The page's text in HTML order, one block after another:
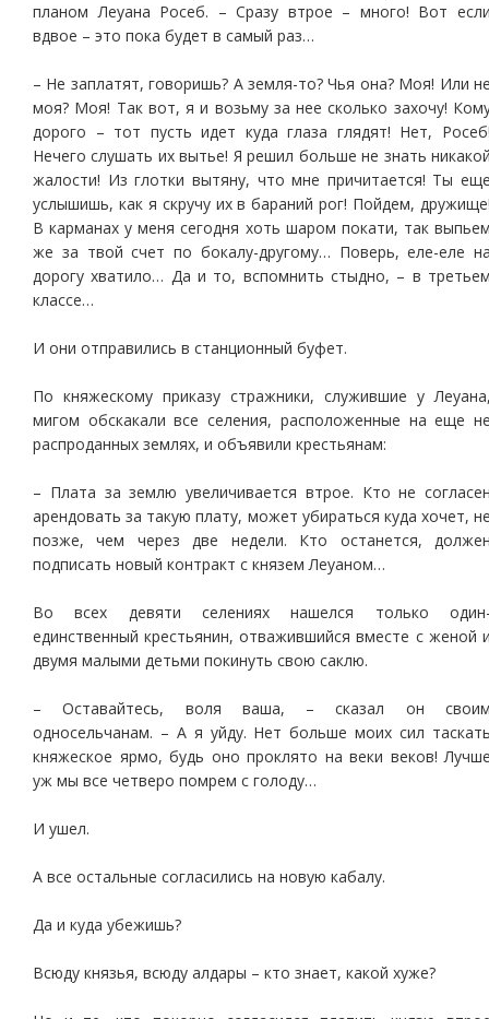
планом Леуана Росеб. – Сразу втрое – много! Вот
вдвое – это пока будет в самый раз…
– Не заплатят, говоришь? А земля-то? Чья она? Моя! Или
моя? Моя! Так вот, я и возьму за нее сколько захочу!
дорого – тот пусть идет куда глаза глядят! Нет,
Нечего слушать их вытье! Я решил больше не знать
жалости! Из глотки вытяну, что мне причитается! Ты
услышишь, как я скручу их в бараний рог! Пойдем,
В карманах у меня сегодня хоть шаром покати, так
же за твой счет по бокалу-другому… Поверь, еле-еле
дорогу хватило… Да и то, вспомнить стыдно, – в
классе…
И они отправились в станционный буфет.
По княжескому приказу стражники, служившие у
мигом обскакали все селения, расположенные на еще
распроданных землях, и объявили крестьянам:
– Плата за землю увеличивается втрое. Кто не
арендовать за такую плату, может убираться куда хочет,
позже, чем через две недели. Кто останется,
подписать новый контракт с князем Леуаном…
Во всех девяти селениях нашелся только
единственный крестьянин, отважившийся вместе с женой
двумя малыми детьми покинуть свою саклю.
– Оставайтесь, воля ваша, – сказал он
односельчанам. – А я уйду. Нет больше моих сил
княжеское ярмо, будь оно проклято на веки веков!
уж мы все четверо помрем с голоду…
И ушел.
А все остальные согласились на новую кабалу.
Да и куда убежишь?
Всюду князья, всюду алдары – кто знает, какой хуже?